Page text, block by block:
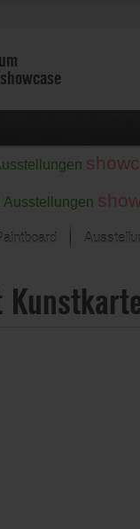
Ausstellungen
im Fokus